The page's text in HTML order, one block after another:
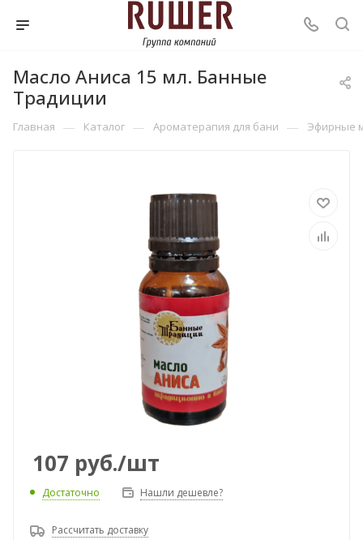
Масло Аниса 15 мл. Банные
Традиции
Главная — Каталог — Ароматерапия для бани — Эфирные
107 руб./шт
Достаточно Нашли дешевле?
Рассчитать доставку